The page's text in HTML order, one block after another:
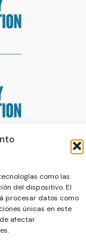
como las
del dispositivo. El
procesar datos como
únicas en este
afectar